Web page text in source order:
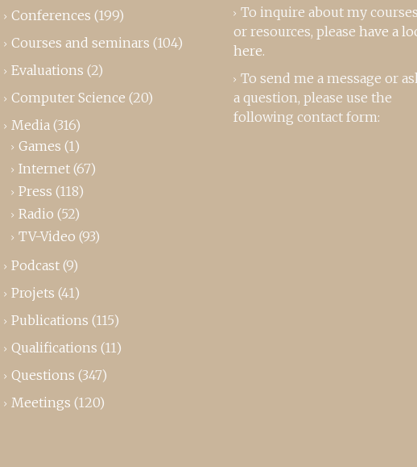
Conferences (199)
Courses and seminars (104)
Evaluations (2)
Computer Science (20)
Media (316)
Games (1)
Internet (67)
Press (118)
Radio (52)
TV-Video (93)
Podcast (9)
Projets (41)
Publications (115)
Qualifications (11)
Questions (347)
Meetings (120)
To inquire about my courses
or resources, please have a
here.
To send me a message or
a question, please use the
following contact form: